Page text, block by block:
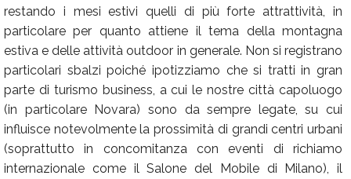
restando i mesi estivi quelli di più forte attrattività, in
particolare per quanto attiene il tema della montagna
estiva e delle attività outdoor in generale. Non si registrano
particolari sbalzi poiché ipotizziamo che si tratti in gran
parte di turismo business, a cui le nostre città capoluogo
(in particolare Novara) sono da sempre legate, su cui
influisce notevolmente la prossimità di grandi centri urbani
(soprattutto in concomitanza con eventi di richiamo
internazionale come il Salone del Mobile di Milano), il